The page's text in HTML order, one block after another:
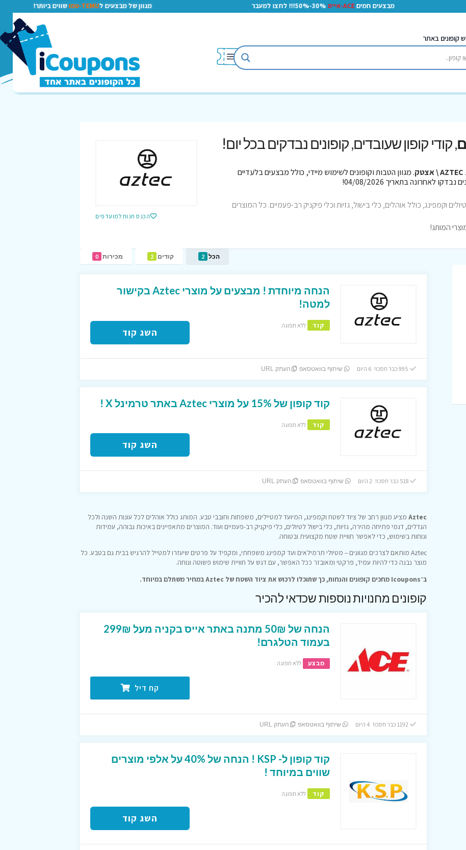
מבצעים חמיםACE-אייס 30%-50%!!! לחצו למעבר מגוון של מבצעים לTEMU-טמו שווים ביותר!
קופונים באתר
הכנס חנות למועדפים
, קודי קופון שעובדים, קופונים נבדקים בכל יום!
AZTEC \ אצטק
. מגוון הטבות וקופונים לשימוש מיידי, כולל מבצעים בלעדיים
וקמפינג, כולל אוהלים, כלי בישול, גזיות וכלי פיקניק רב-פעמיים. כל המוצרים
הכל 2 קודים 2 מכירות 0
הנחה מיוחדת ! מבצעים על מוצרי Aztec בקישור
למטה!
קוד ללא תפוגה
השג קוד
שיתוף בוואטסאפ העתק URL
קוד קופון של 15% על מוצרי Aztec באתר טרמינל X !
קוד ללא תפוגה
השג קוד
518 כבר חסכו! 2 היום שיתוף בוואטסאפ העתק URL
Aztec מציע מגוון רחב של ציוד לשטח וקמפינג, המיועד למטיילים, משפחות וחובבי טבע. המותג כולל אוהלים לכל עונות השנה ולכל
הגדלים, דגמי פתיחה מהירה, גזיות, כלי בישול לטיולים, כלי פיקניק רב-פעמיים ועוד. המוצרים מתאפיינים באיכות גבוהה, עמידות
ונוחות בשימוש, כדי לאפשר חוויית שטח מקצועית ובטוחה.
Aztec מותאם לצרכים מגוונים – מטיולי תרמילאים ועד קמפינג משפחתי, ומקפיד על פרטים שיעזרו למטייל להרגיש בבית גם בטבע. כל
מוצר נבנה כדי להיות עמיד, פרקטי ומאובזר ככל האפשר, עם דגש על חוויית שימוש פשוטה ונוחה.
ב־Icoupons מחכים קופונים והנחות, כך שתוכלו לרכוש את ציוד השטח של Aztec במחיר משתלם במיוחד.
קופונים מחנויות נוספות שכדאי להכיר
הנחה של 50₪ מתנה באתר אייס בקניה מעל 299₪
בעמוד הטלגרם!
מבצע ללא תפוגה
קח דיל
1192 כבר חסכו! 4 היום שיתוף בוואטסאפ העתק URL
קוד קופון ל- KSP ! הנחה של 40% על אלפי מוצרים
שווים במיוחד !
קוד ללא תפוגה
השג קוד